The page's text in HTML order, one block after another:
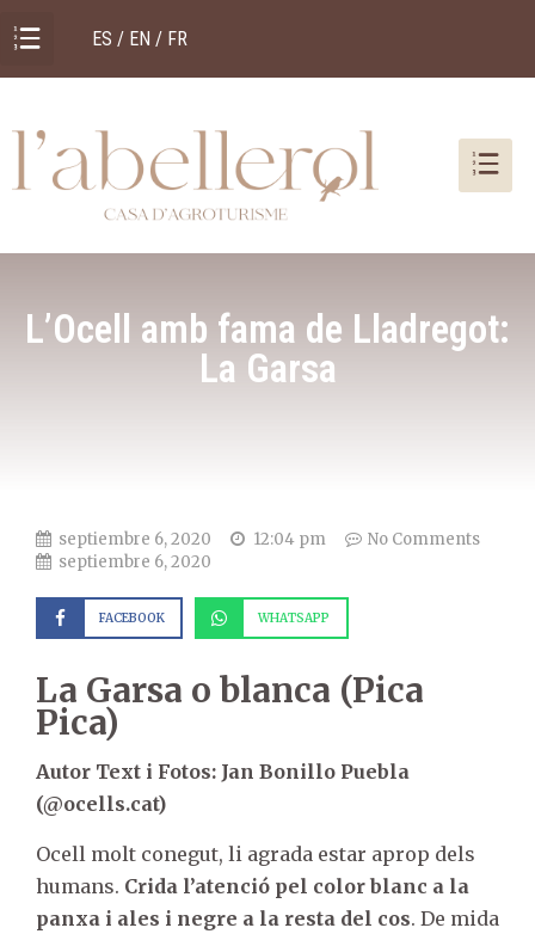
ES / EN / FR
L’Ocell amb fama de Lladregot:
La Garsa
septiembre 6, 2020 12:04 pm
No Comments
septiembre 6, 2020
FACEBOOK WHATSAPP
La Garsa o blanca (Pica
Pica)
Autor Text i Fotos: Jan Bonillo Puebla
(@ocells.cat)
Ocell molt conegut, li agrada estar aprop dels
humans. Crida l’atenció pel color blanc a la
panxa i ales i negre a la resta del cos. De mida